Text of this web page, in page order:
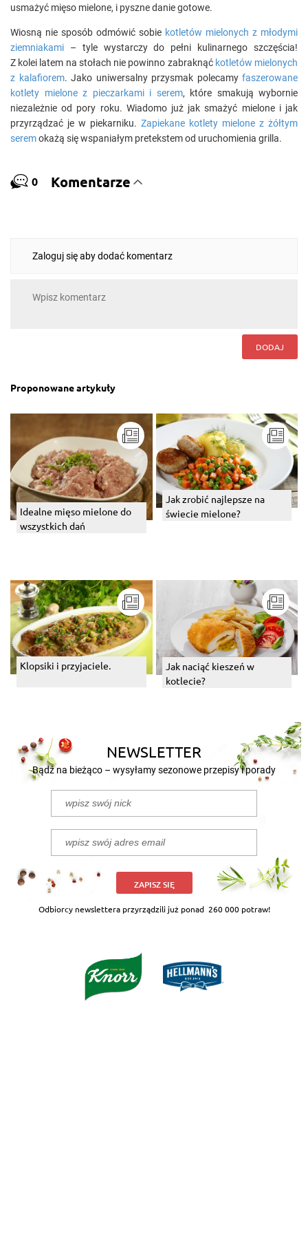
usmażyć mięso mielone, i pyszne danie gotowe.
Wiosną nie sposób odmówić sobie kotletów mielonych z młodymi
ziemniakami – tyle wystarczy do pełni kulinarnego szczęścia!
Z kolei latem na stołach nie powinno zabraknąć kotletów mielonych
z kalafiorem. Jako uniwersalny przysmak polecamy faszerowane
kotlety mielone z pieczarkami i serem, które smakują wybornie
niezależnie od pory roku. Wiadomo już jak smażyć mielone i jak
przyrządzać je w piekarniku. Zapiekane kotlety mielone z żółtym
seremokażą się wspaniałym pretekstem od uruchomienia grilla.
0 Komentarze
Zaloguj się aby dodać komentarz
DODAJ
Proponowane artykuły
Idealne mięso mielone do
wszystkich dań
Jak zrobić najlepsze na
świecie mielone?
Klopsiki i przyjaciele.
Jak naciąć kieszeń w
kotlecie?
NEWSLETTER
Bądź na bieżąco – wysyłamy sezonowe przepisy i porady
ZAPISZ SIĘ
Odbiorcy newslettera przyrządzili już ponad 260 000 potraw!